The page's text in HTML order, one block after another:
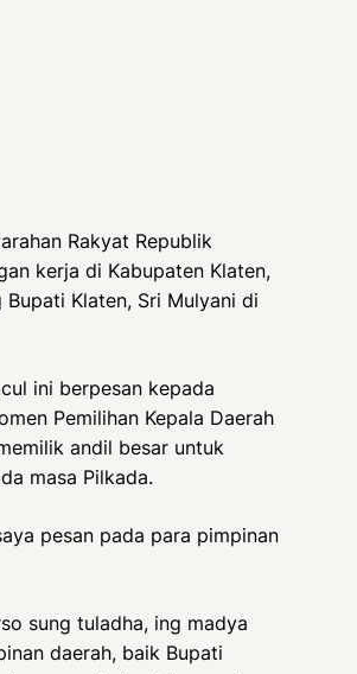
Rakyat Republik
kerja di Kabupaten Klaten,
Klaten, Sri Mulyani di
ini berpesan kepada
Pemilihan Kepala Daerah
andil besar untuk
masa Pilkada.
pesan pada para pimpinan
sung tuladha, ing madya
daerah, baik Bupati